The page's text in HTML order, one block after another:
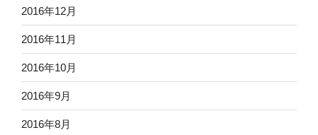
2016年12月
2016年11月
2016年10月
2016年9月
2016年8月